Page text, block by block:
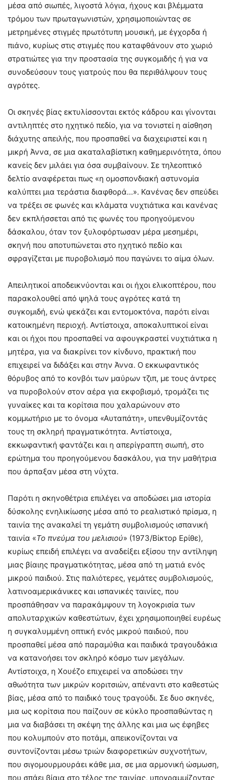
μέσα από σιωπές, λιγοστά λόγια, ήχους και βλέμματα
τρόμου των πρωταγωνιστών, χρησιμοποιώντας σε
μετρημένες στιγμές πρωτότυπη μουσική, με έγχορδα ή
πιάνο, κυρίως στις στιγμές που καταφθάνουν στο χωριό
στρατιώτες για την προστασία της συγκομιδής ή για να
συνοδεύσουν τους γιατρούς που θα περιθάλψουν τους
αγρότες.
Οι σκηνές βίας εκτυλίσσονται εκτός κάδρου και γίνονται
αντιληπτές στο ηχητικό πεδίο, για να τονιστεί η αίσθηση
διάχυτης απειλής, που προσπαθεί να διαχειριστεί και η
μικρή Άννα, σε μια ακαταλαβίστικη καθημερινότητα, όπου
κανείς δεν μιλάει για όσα συμβαίνουν. Σε τηλεοπτικό
δελτίο αναφέρεται πως «η ομοσπονδιακή αστυνομία
καλύπτει μια τεράστια διαφθορά…». Κανένας δεν σπεύδει
να τρέξει σε φωνές και κλάματα νυχτιάτικα και κανένας
δεν εκπλήσσεται από τις φωνές του προηγούμενου
δάσκαλου, όταν τον ξυλοφόρτωσαν μέρα μεσημέρι,
σκηνή που αποτυπώνεται στο ηχητικό πεδίο και
σφραγίζεται με πυροβολισμό που παγώνει το αίμα όλων.
Απειλητικοί αποδεικνύονται και οι ήχοι ελικοπτέρου, που
παρακολουθεί από ψηλά τους αγρότες κατά τη
συγκομιδή, ενώ ψεκάζει και εντομοκτόνα, παρότι είναι
κατοικημένη περιοχή. Αντίστοιχα, αποκαλυπτικοί είναι
και οι ήχοι που προσπαθεί να αφουγκραστεί νυχτιάτικα η
μητέρα, για να διακρίνει τον κίνδυνο, πρακτική που
επιχειρεί να διδάξει και στην Άννα. Ο εκκωφαντικός
θόρυβος από το κονβόι των μαύρων τζιπ, με τους άντρες
να πυροβολούν στον αέρα για εκφοβισμό, τρομάζει τις
γυναίκες και τα κορίτσια που χαλαρώνουν στο
κομμωτήριο με το όνομα «Αυταπάτη», υπενθυμίζοντάς
τους τη σκληρή πραγματικότητα. Αντίστοιχα,
εκκωφαντική φαντάζει και η απερίγραπτη σιωπή, στο
ερώτημα του προηγούμενου δασκάλου, για την μαθήτρια
που άρπαξαν μέσα στη νύχτα.
Παρότι η σκηνοθέτρια επιλέγει να αποδώσει μια ιστορία
δύσκολης ενηλικίωσης μέσα από το ρεαλιστικό πρίσμα, η
ταινία της ανακαλεί τη γεμάτη συμβολισμούς ισπανική
ταινία «Το πνεύμα του μελισιού» (1973/Βίκτορ Ερίθε),
κυρίως επειδή επιλέγει να αναδείξει εξίσου την αντίληψη
μιας βίαιης πραγματικότητας, μέσα από τη ματιά ενός
μικρού παιδιού. Στις παλιότερες, γεμάτες συμβολισμούς,
λατινοαμερικάνικες και ισπανικές ταινίες, που
προσπάθησαν να παρακάμψουν τη λογοκρισία των
απολυταρχικών καθεστώτων, έχει χρησιμοποιηθεί ευρέως
η συγκαλυμμένη οπτική ενός μικρού παιδιού, που
προσπαθεί μέσα από παραμύθια και παιδικά τραγουδάκια
να κατανοήσει τον σκληρό κόσμο των μεγάλων.
Αντίστοιχα, η Χουέζο επιχειρεί να αποδώσει την
αθωότητα των μικρών κοριτσιών, απέναντι στο καθεστώς
βίας, μέσα από το παιδικό τους τραγούδι. Σε δυο σκηνές,
μια ως κορίτσια που παίζουν σε κύκλο προσπαθώντας η
μια να διαβάσει τη σκέψη της άλλης και μια ως έφηβες
που κολυμπούν στο ποτάμι, απεικονίζονται να
συντονίζονται μέσω τριών διαφορετικών συχνοτήτων,
που σιγομουρμουράει κάθε μια, σε μια αρμονική ώσμωση,
που σπάει βίαια στο τέλος της ταινίας, υπογραμμίζοντας